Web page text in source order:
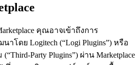
คุณอาจเข้าถึงการ
โดย Logitech (“Logi Plugins”) หรือ
Party Plugins”) ผ่าน Marketplace